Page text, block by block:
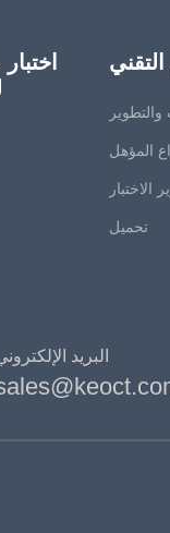
المؤهل
الاختبار
تحميل
البريد